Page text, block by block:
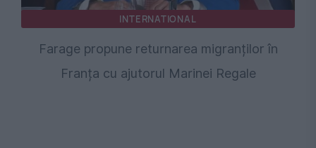
INTERNATIONAL
Farage propune returnarea migranților în
Franța cu ajutorul Marinei Regale